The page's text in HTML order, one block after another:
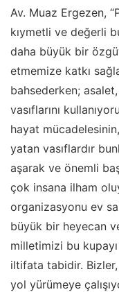
Av. Muaz Ergezen,
kıymetli ve değerli
daha büyük bir
etmemize katkı
bahsederken;
vasıflarını
hayat
yatan vasıflardır
aşarak ve önemli
çok insana ilham
organizasyonu ev
büyük bir heyecan
milletimizi bu
iltifata tabidir. Bizler,
yol yürümeye